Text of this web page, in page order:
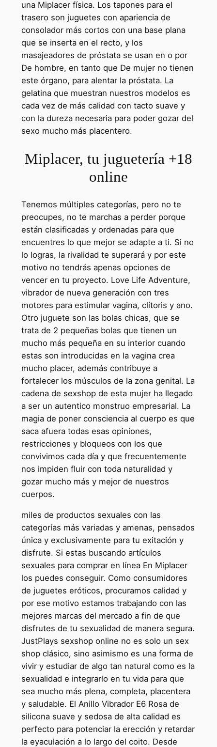
una Miplacer física. Los tapones para el
trasero son juguetes con apariencia de
consolador más cortos con una base plana
que se inserta en el recto, y los
masajeadores de próstata se usan en o por
De hombre, en tanto que De mujer no tienen
este órgano, para alentar la próstata. La
gelatina que muestran nuestros modelos es
cada vez de más calidad con tacto suave y
con la dureza necesaria para poder gozar del
sexo mucho más placentero.
Miplacer, tu juguetería +18
online
Tenemos múltiples categorías, pero no te
preocupes, no te marchas a perder porque
están clasificadas y ordenadas para que
encuentres lo que mejor se adapte a ti. Si no
lo logras, la rivalidad te superará y por este
motivo no tendrás apenas opciones de
vencer en tu proyecto. Love Life Adventure,
vibrador de nueva generación con tres
motores para estimular vagina, clítoris y ano.
Otro juguete son las bolas chicas, que se
trata de 2 pequeñas bolas que tienen un
mucho más pequeña en su interior cuando
estas son introducidas en la vagina crea
mucho placer, además contribuye a
fortalecer los músculos de la zona genital. La
cadena de sexshop de esta mujer ha llegado
a ser un autentico monstruo empresarial. La
magia de poner consciencia al cuerpo es que
saca afuera todas esas opiniones,
restricciones y bloqueos con los que
convivimos cada día y que frecuentemente
nos impiden fluir con toda naturalidad y
gozar mucho más y mejor de nuestros
cuerpos.
miles de productos sexuales con las
categorías más variadas y amenas, pensados
única y exclusivamente para tu exitación y
disfrute. Si estas buscando artículos
sexuales para comprar en línea En Miplacer
los puedes conseguir. Como consumidores
de juguetes eróticos, procuramos calidad y
por ese motivo estamos trabajando con las
mejores marcas del mercado a fin de que
disfrutes de tu sexualidad de manera segura.
JustPlays sexshop online no es solo un sex
shop clásico, sino asimismo es una forma de
vivir y estudiar de algo tan natural como es la
sexualidad e integrarlo en tu vida para que
sea mucho más plena, completa, placentera
y saludable. El Anillo Vibrador E6 Rosa de
silicona suave y sedosa de alta calidad es
perfecto para potenciar la erección y retardar
la eyaculación a lo largo del coito. Desde